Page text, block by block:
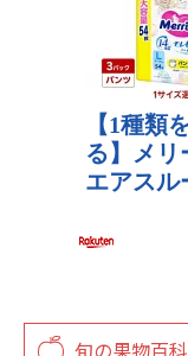
旬の果物百科